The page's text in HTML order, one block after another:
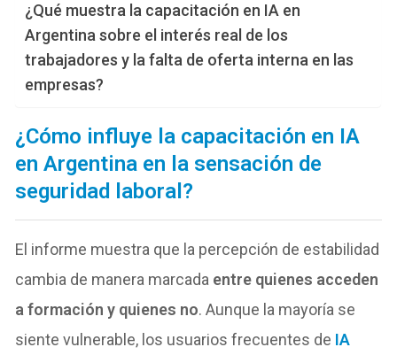
¿Qué muestra la capacitación en IA en
Argentina sobre el interés real de los
trabajadores y la falta de oferta interna en las
empresas?
¿Cómo influye la capacitación en IA
en Argentina en la sensación de
seguridad laboral?
El informe muestra que la percepción de estabilidad
cambia de manera marcada entre quienes acceden
a formación y quienes no. Aunque la mayoría se
siente vulnerable, los usuarios frecuentes de IA